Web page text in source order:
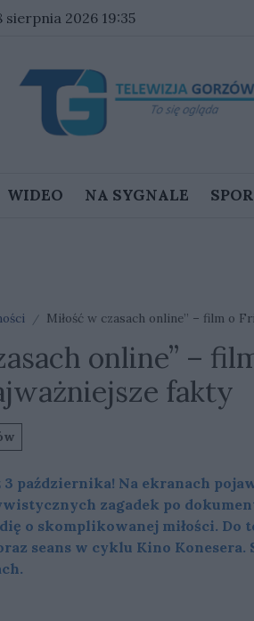
sierpnia 2026 19:35
WIDEO NA SYGNALE
Miłość w czasach online” – film o
online” –
fakty
3 października! Na ekranach
zagadek po
o skomplikowanej miłości. Do
seans w cyklu Kino Konesera.